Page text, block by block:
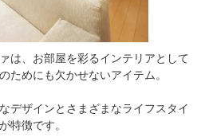
は、お部屋を彩るインテリアとして
ためにも欠かせないアイテム。
デザインとさまざまなライフスタイ
特徴です。